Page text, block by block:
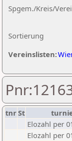
Sortierung
Spgem./Kreis/
Vereinslisten:
tnrSt
Elozahl per
Elozahl per